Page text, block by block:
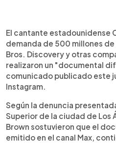
► Escuchar artículo
El cantante estadounidense
demanda de 500 millones
Bros. Discovery y otras
realizaron un "documental
comunicado publicado este
Instagram.
Según la denuncia
Superior de la ciudad de Los
Brown sostuvieron que el
emitido en el canal Max,